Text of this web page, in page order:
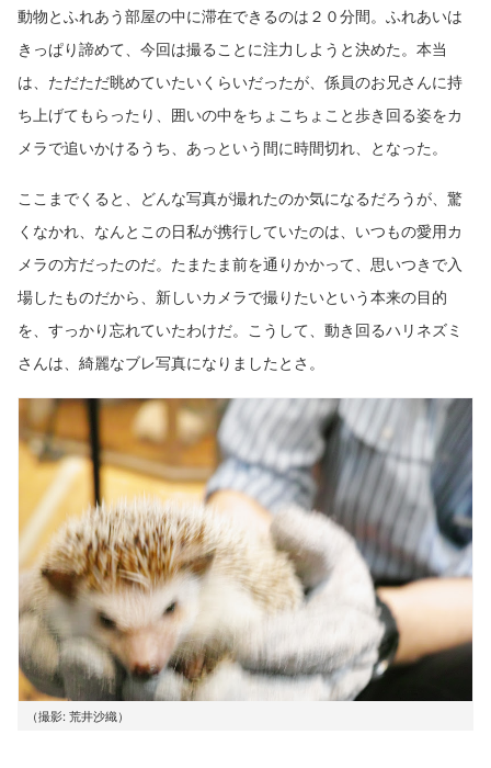
動物とふれあう部屋の中に滞在できるのは２０分間。ふれあいは
きっぱり諦めて、今回は撮ることに注力しようと決めた。本当
は、ただただ眺めていたいくらいだったが、係員のお兄さんに持
ち上げてもらったり、囲いの中をちょこちょこと歩き回る姿をカ
メラで追いかけるうち、あっという間に時間切れ、となった。
ここまでくると、どんな写真が撮れたのか気になるだろうが、驚
くなかれ、なんとこの日私が携行していたのは、いつもの愛用カ
メラの方だったのだ。たまたま前を通りかかって、思いつきで入
場したものだから、新しいカメラで撮りたいという本来の目的
を、すっかり忘れていたわけだ。こうして、動き回るハリネズミ
さんは、綺麗なブレ写真になりましたとさ。
（撮影: 荒井沙織）